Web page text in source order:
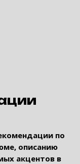
по
описанию
акцентов в